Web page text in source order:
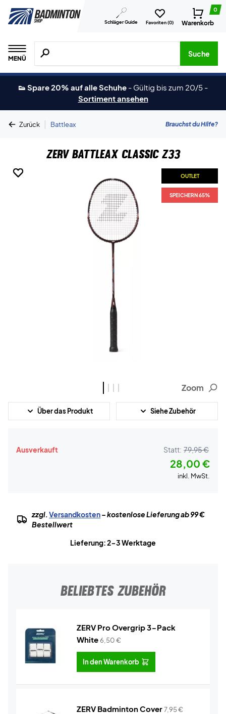
Schläger Guide Favoriten (0)
0
Warenkorb
MENÜ
Suche nach Produkten, Marken usw.
Suche
👟 Spare 20% auf alle Schuhe - Gültig bis zum 20/5 -
Sortiment ansehen
Zurück | Battleax Brauchst du Hilfe?
ZERV Battleax Classic Z33
OUTLET
SPEICHERN 65%
OUTLET
SPEICHERN 65%
OUTLET
SPEICHERN 65%
OUTLET
SPEICHERN 65%
Zoom
Über das Produkt Siehe Zubehör
Ausverkauft Statt: 79,95 €
28,00 €
inkl. MwSt.
zzgl.Versandkosten– kostenlose Lieferung ab 99 €
Bestellwert
Lieferung: 2-3 Werktage
BELIEBTES ZUBEHÖR
ZERV Pro Overgrip 3-Pack
White6,50€
In den Warenkorb
ZERV Badminton Cover7,95€